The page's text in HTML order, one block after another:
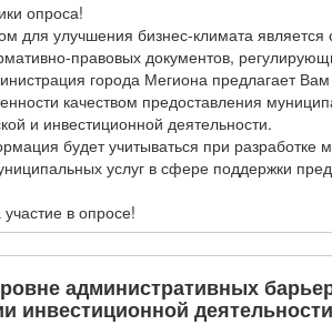
опроса!
для улучшения бизнес-климата является
правовых документов,
города Мегиона предлагает
качеством предоставления
и инвестиционной деятельности.
будет учитываться при разработке
услуг в сфере поддержки
в опросе!
административных
инвестиционной